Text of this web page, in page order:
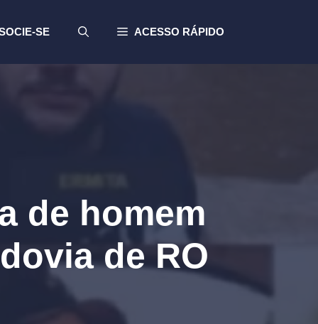
SE ACESSO RÁPIDO
de homem
de RO